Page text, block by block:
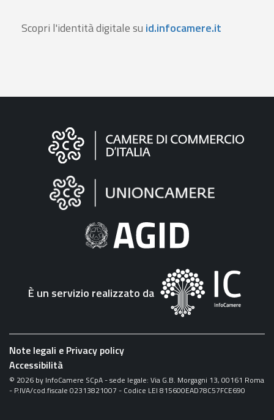
Scopri l'identità digitale su id.infocamere.it
Informazioni
"Fattura
Elettronica"
È un servizio realizzato da
Note legali e Privacy policy
Accessibilità
© 2026 by InfoCamere SCpA - sede legale: Via G.B. Morgagni 13, 00161 Roma
- P.IVA/cod.fiscale 02313821007 - Codice LEI 815600EAD78C57FCE690